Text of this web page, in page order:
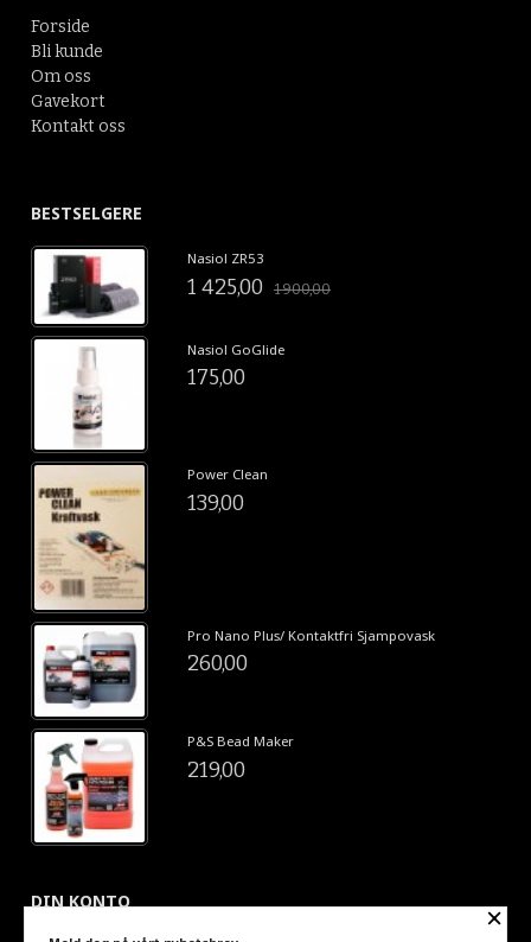
Forside
Bli kunde
Om oss
Gavekort
Kontakt oss
BESTSELGERE
Nasiol ZR53
1 425,00 1 900,00
Nasiol GoGlide
175,00
Power Clean
139,00
Pro Nano Plus/ Kontaktfri Sjampovask
260,00
P&S Bead Maker
219,00
DIN KONTO ×